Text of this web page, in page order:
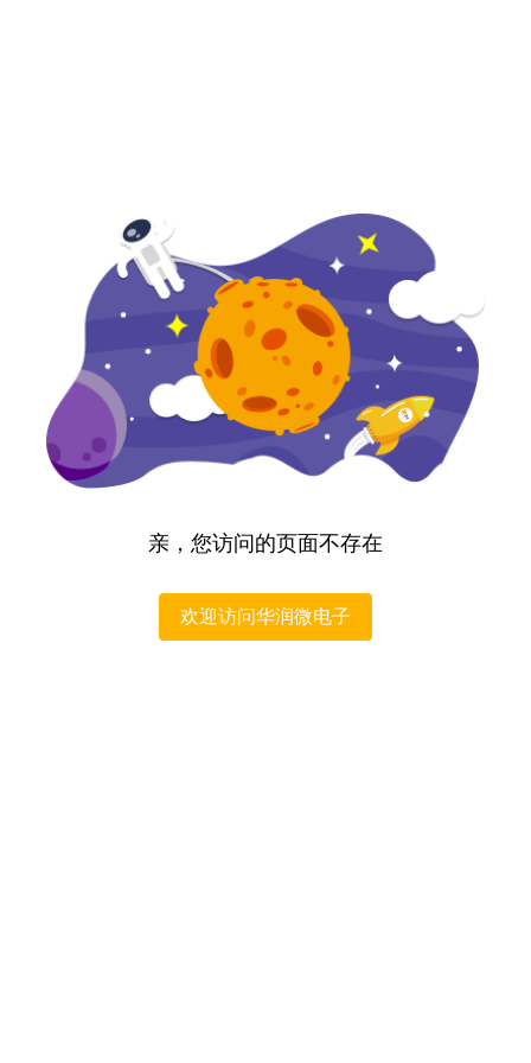
亲，您访问的页面不存在
欢迎访问华润微电子